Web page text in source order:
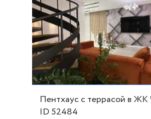
Пентхаус с террасой в ЖК
ID 52484